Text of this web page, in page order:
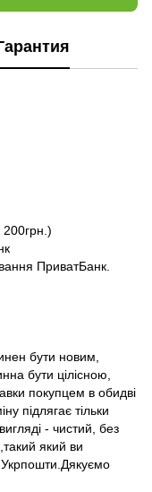
ПриватБанк.
бути новим,
бути цілісною,
покупцем в обидві
підлягає тільки
- чистий, без
який ви